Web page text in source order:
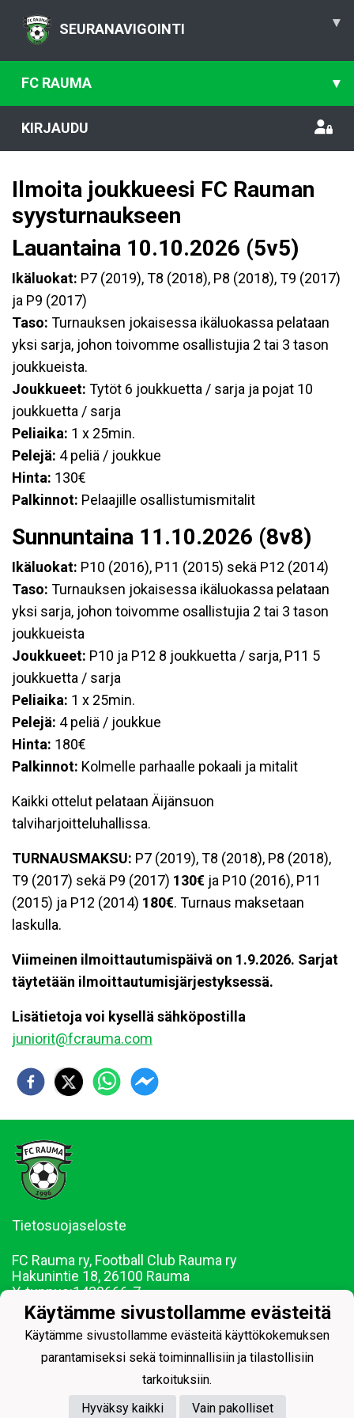
SEURANAVIGOINTI ▾
FC RAUMA ▾
KIRJAUDU
Ilmoita joukkueesi FC Rauman
syysturnaukseen
Lauantaina 10.10.2026 (5v5)
Ikäluokat: P7 (2019), T8 (2018), P8 (2018), T9 (2017)
ja P9 (2017)
Taso: Turnauksen jokaisessa ikäluokassa pelataan
yksi sarja, johon toivomme osallistujia 2 tai 3 tason
joukkueista.
Joukkueet: Tytöt 6 joukkuetta / sarja ja pojat 10
joukkuetta / sarja
Peliaika: 1 x 25min.
Pelejä: 4 peliä / joukkue
Hinta: 130€
Palkinnot: Pelaajille osallistumismitalit
Sunnuntaina 11.10.2026 (8v8)
Ikäluokat: P10 (2016), P11 (2015) sekä P12 (2014)
Taso: Turnauksen jokaisessa ikäluokassa pelataan
yksi sarja, johon toivomme osallistujia 2 tai 3 tason
joukkueista
Joukkueet: P10 ja P12 8 joukkuetta / sarja, P11 5
joukkuetta / sarja
Peliaika: 1 x 25min.
Pelejä: 4 peliä / joukkue
Hinta: 180€
Palkinnot: Kolmelle parhaalle pokaali ja mitalit
Kaikki ottelut pelataan Äijänsuon
talviharjoitteluhallissa.
TURNAUSMAKSU: P7 (2019), T8 (2018), P8 (2018),
T9 (2017) sekä P9 (2017) 130€ ja P10 (2016), P11
(2015) ja P12 (2014) 180€. Turnaus maksetaan
laskulla.
Viimeinen ilmoittautumispäivä on 1.9.2026. Sarjat
täytetään ilmoittautumisjärjestyksessä.
Lisätietoja voi kysellä sähköpostilla
juniorit@fcrauma.com
Tietosuojaseloste
FC Rauma ry, Football Club Rauma ry
Hakunintie 18, 26100 Rauma
Y-tunnus:1439666-7
Puh. 044-0228290
Sähköposti: juniorit@fcrauma.com
Käytämme sivustollamme evästeitä
Käytämme sivustollamme evästeitä käyttökokemuksen
parantamiseksi sekä toiminnallisiin ja tilastollisiin
tarkoituksiin.
Hyväksy kaikki
Vain pakolliset